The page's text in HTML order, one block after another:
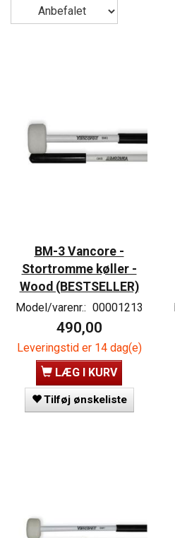
BM-3 Vancore -
Stortromme køller -
Wood (BESTSELLER)
Model/varenr.: 00001213
490,00
Leveringstid er 14 dag(e)
LÆG I KURV
Tilføj ønskeliste